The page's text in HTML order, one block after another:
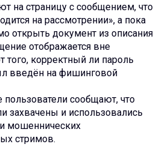
на страницу с сообщением, что
на рассмотрении», а пока
открыть документ из описания
отображается вне
того, корректный ли пароль
введён на фишинговой
сообщают, что
захвачены и использовались
мошеннических
стримов.